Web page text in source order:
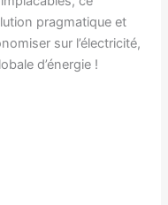
pragmatique et
sur l’électricité,
d’énergie !